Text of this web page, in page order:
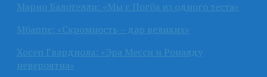
Марио Балотелли: «Мы с Погба из одного теста»
Мбаппе: «Скромность – дар великих»
Хосеп Гвардиола: «Эра Месси и Роналду
невероятна»